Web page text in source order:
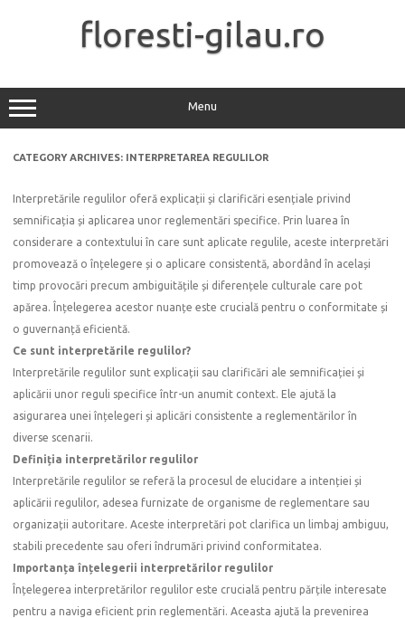
floresti-gilau.ro
Menu
CATEGORY ARCHIVES: INTERPRETAREA REGULILOR
Interpretările regulilor oferă explicații și clarificări esențiale privind
semnificația și aplicarea unor reglementări specifice. Prin luarea în
considerare a contextului în care sunt aplicate regulile, aceste interpretări
promovează o înțelegere și o aplicare consistentă, abordând în același
timp provocări precum ambiguitățile și diferențele culturale care pot
apărea. Înțelegerea acestor nuanțe este crucială pentru o conformitate și
o guvernanță eficientă.
Ce sunt interpretările regulilor?
Interpretările regulilor sunt explicații sau clarificări ale semnificației și
aplicării unor reguli specifice într-un anumit context. Ele ajută la
asigurarea unei înțelegeri și aplicări consistente a reglementărilor în
diverse scenarii.
Definiția interpretărilor regulilor
Interpretările regulilor se referă la procesul de elucidare a intenției și
aplicării regulilor, adesea furnizate de organisme de reglementare sau
organizații autoritare. Aceste interpretări pot clarifica un limbaj ambiguu,
stabili precedente sau oferi îndrumări privind conformitatea.
Importanța înțelegerii interpretărilor regulilor
Înțelegerea interpretărilor regulilor este crucială pentru părțile interesate
pentru a naviga eficient prin reglementări. Aceasta ajută la prevenirea